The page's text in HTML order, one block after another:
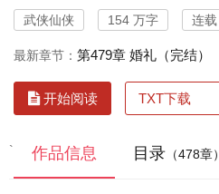
武侠仙侠 154 万字 连载
最新章节： 第479章 婚礼（完结）
开始阅读 TXT下载
` 作品信息 目录 （478章）